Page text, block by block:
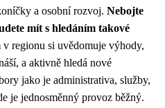
a osobní rozvoj. Nebojte
mít s hledáním takové
regionu si uvědomuje výhody,
a aktivně hledá nové
jako je administrativa, služby,
je jednosměnný provoz běžný.